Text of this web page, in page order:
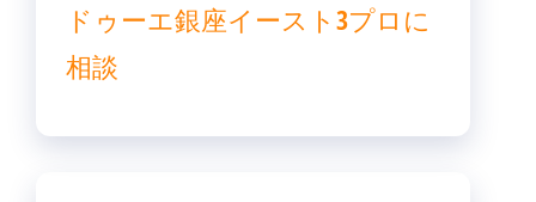
ドゥーエ銀座イースト3プロに
相談